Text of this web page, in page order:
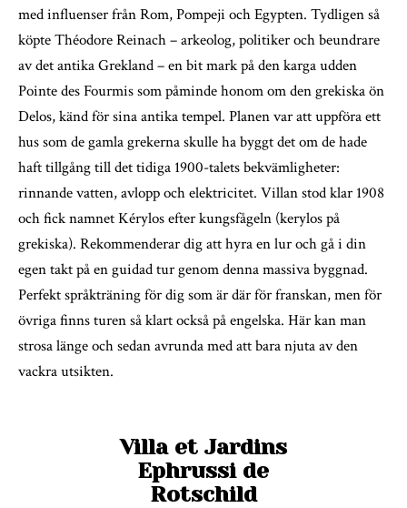
med influenser från Rom, Pompeji och Egypten. Tydligen så
köpte Théodore Reinach – arkeolog, politiker och beundrare
av det antika Grekland – en bit mark på den karga udden
Pointe des Fourmis som påminde honom om den grekiska ön
Delos, känd för sina antika tempel. Planen var att uppföra ett
hus som de gamla grekerna skulle ha byggt det om de hade
haft tillgång till det tidiga 1900-talets bekvämligheter:
rinnande vatten, avlopp och elektricitet. Villan stod klar 1908
och fick namnet Kérylos efter kungsfågeln (kerylos på
grekiska). Rekommenderar dig att hyra en lur och gå i din
egen takt på en guidad tur genom denna massiva byggnad.
Perfekt språkträning för dig som är där för franskan, men för
övriga finns turen så klart också på engelska. Här kan man
strosa länge och sedan avrunda med att bara njuta av den
vackra utsikten.
Villa et Jardins
Ephrussi de
Rotschild